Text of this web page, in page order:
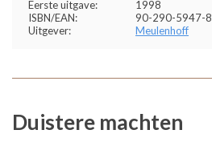
Eerste uitgave:
1998
ISBN/EAN:
90-290-5947-8
Uitgever:
Meulenhoff
Duistere machten